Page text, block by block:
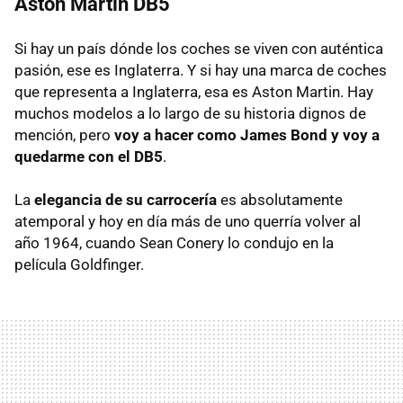
Si hay un país dónde los coches se viven con auténtica
pasión, ese es Inglaterra. Y si hay una marca de coches
que representa a Inglaterra, esa es Aston Martin. Hay
muchos modelos a lo largo de su historia dignos de
mención, pero voy a hacer como James Bond y voy a
quedarme con el DB5.
La elegancia de su carrocería es absolutamente
atemporal y hoy en día más de uno querría volver al
año 1964, cuando Sean Conery lo condujo en la
película Goldfinger.